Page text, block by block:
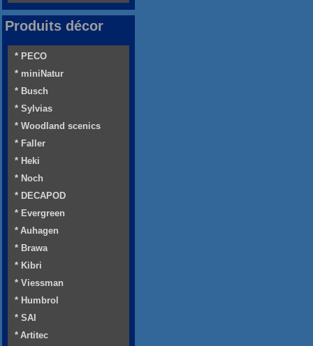
Produits décor
* PECO
* miniNatur
* Busch
* Sylvias
* Woodland scenics
* Faller
* Heki
* Noch
* DECAPOD
* Evergreen
* Auhagen
* Brawa
* Kibri
* Viessman
* Humbrol
* SAI
* Artitec